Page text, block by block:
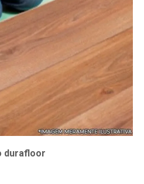
durafloor